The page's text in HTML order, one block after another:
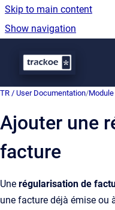
Skip to main content
Show navigation
TR / User Documentation/
Ajouter une
facture
Une régularisation de
une facture déjà émise ou